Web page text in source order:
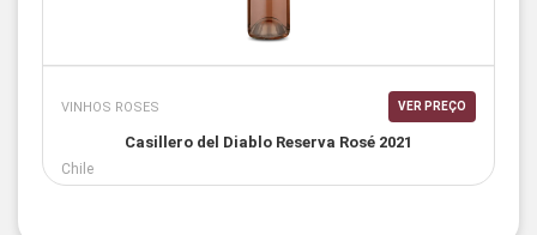
VINHOS ROSES VER PREÇO
Casillero del Diablo Reserva Rosé 2021
Chile